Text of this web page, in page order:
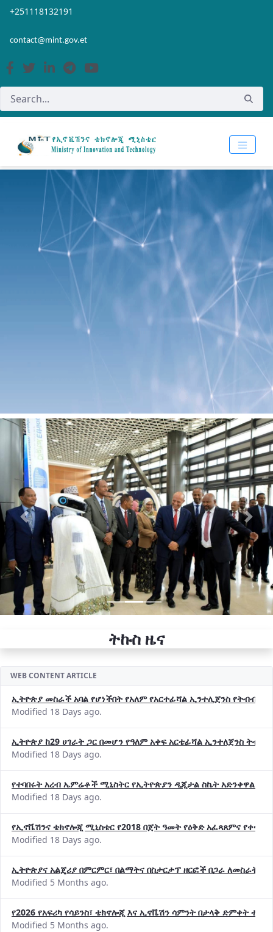
Skip to Main Content
Open Accessibility Menu
+251118132191
contact@mint.gov.et
Previous Next
ትኩስ ዜና
WEB CONTENT ARTICLE
ኢትዮጵያ መስራች አባል የሆነችበት የአለም የአርተፊሻል ኢንተሊጀንስ የትብብር
Modified 18 Days ago.
ኢትዮጵያ ከ29 ሀገራት ጋር በመሆን የዓለም አቀፍ አርቴፊሻል ኢንተለጀንስ
Modified 18 Days ago.
የተባበሩት አረብ ኤምሬቶች ሚኒስትር የኢትዮጵያን ዲጂታል ስኬት አድንቀዋል
Modified 18 Days ago.
የኢኖቬሽንና ቴክኖሎጂ ሚኒስቴር የ2018 በጀት ዓመት የዕቅድ አፈጻጸምና
Modified 18 Days ago.
ኢትዮጵያና አልጄሪያ በምርምር፣ በልማትና በስታርታፕ ዘርፎች በጋራ ለመስራት
Modified 5 Months ago.
የ2026 የአፍሪካ የሳይንስ፣ ቴክኖሎጂ እና ኢኖቬሽን ሳምንት በታላቅ ድምቀት
Modified 5 Months ago.